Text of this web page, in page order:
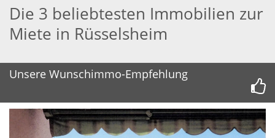
Die 3 beliebtesten Immobilien zur
Miete in Rüsselsheim
Unsere Wunschimmo-Empfehlung